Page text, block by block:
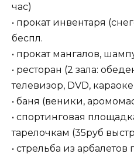
час)
• прокат инвентаря
беспл.
• прокат мангалов,
• ресторан (2 зала:
телевизор, DVD, караоке
• баня (веники,
• спортинговая
тарелочкам (35руб
• стрельба из